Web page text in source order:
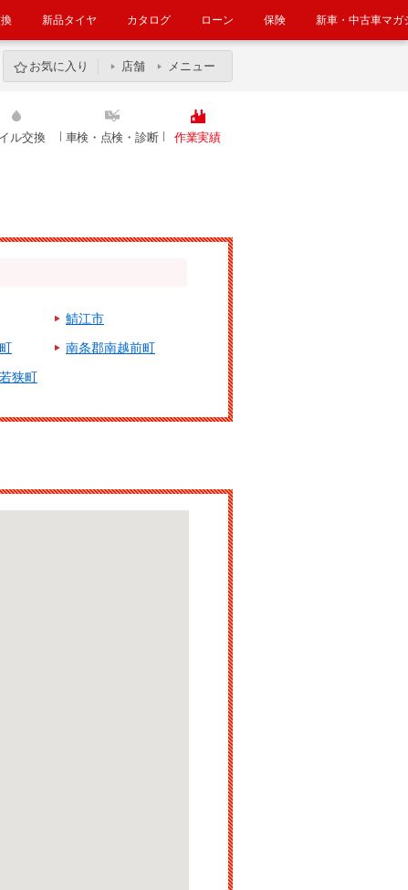
新品タイヤ カタログ ローン 保険 新車・中古車マガ
お気に入り 店舗 メニュー
ル交換 車検・点検・診断 作業実績
鯖江市
南条郡南越前町
狭町